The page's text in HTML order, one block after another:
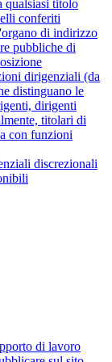
qualsiasi titolo
conferiti
di indirizzo
pubbliche di
dirigenziali (da
distinguano le
dirigenti
titolari di
con funzioni
discrezionali
di lavoro